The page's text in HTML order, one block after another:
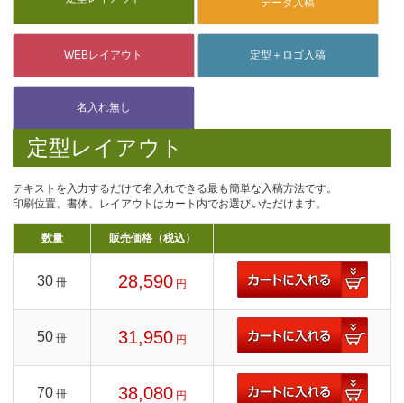
定型レイアウト
テキストを入力するだけで名入れできる最も簡単な入稿方法です。
印刷位置、書体、レイアウトはカート内でお選びいただけます。
数量 販売価格（税込）
30 冊 28,590 円
50 冊 31,950 円
70 冊 38,080 円